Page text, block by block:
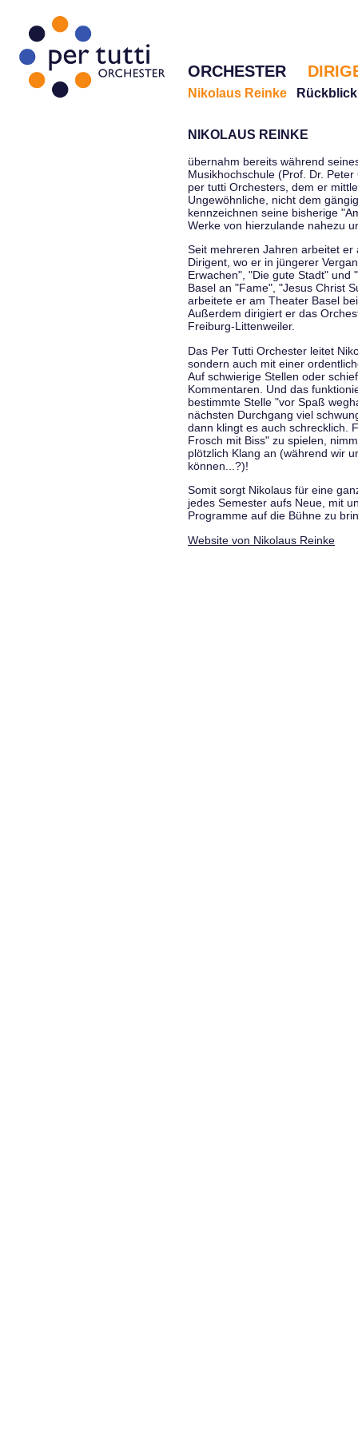
ORCHESTER
Nikolaus Reinke Rückblick
NIKOLAUS REINKE
übernahm bereits während
Musikhochschule (Prof. Dr.
per tutti Orchesters, dem er
Ungewöhnliche, nicht dem
kennzeichnen seine bisherige
Werke von hierzulande nahezu
Seit mehreren Jahren arbeitet
Dirigent, wo er in jüngerer
Erwachen", "Die gute Stadt" und
Basel an "Fame", "Jesus Christ
arbeitete er am Theater Basel
Außerdem dirigiert er das
Freiburg-Littenweiler.
Das Per Tutti Orchester leitet
sondern auch mit einer
Auf schwierige Stellen oder
Kommentaren. Und das
bestimmte Stelle "vor Spaß
nächsten Durchgang viel
dann klingt es auch schrecklich.
Frosch mit Biss" zu spielen,
plötzlich Klang an (während wir
können...?)!
Somit sorgt Nikolaus für eine
jedes Semester aufs Neue, mit
Programme auf die Bühne zu
Website von Nikolaus Reinke